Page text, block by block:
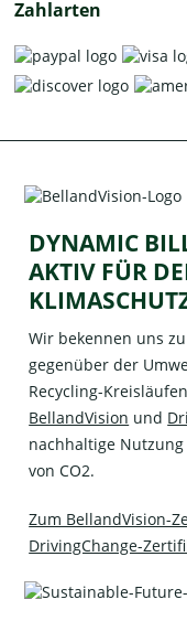
Zahlarten
DYNAMIC
AKTIV FÜR
Wir bekennen uns
gegenüber der
Recycling-
BellandVision und
nachhaltige
von CO2.
Zum BellandVision-
DrivingChange-